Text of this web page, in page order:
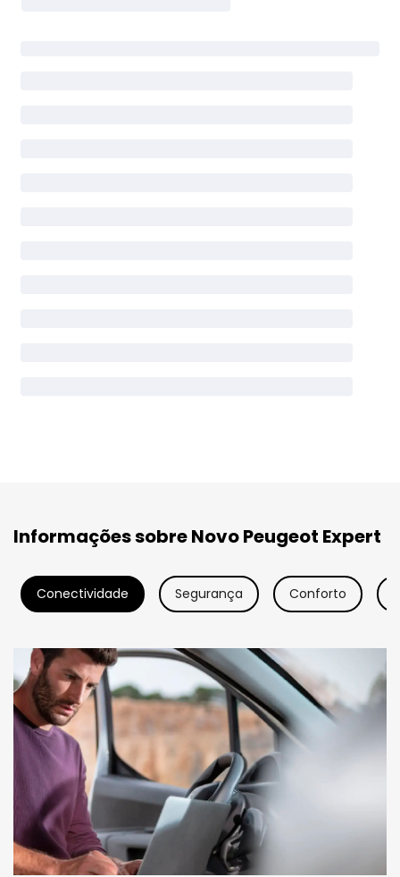
Informações sobre Novo Peugeot Expert
Conectividade Segurança Conforto